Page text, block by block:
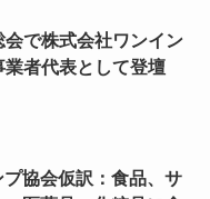
会で株式会社ワンイン
業者代表として登壇
協会仮訳：食品、サ